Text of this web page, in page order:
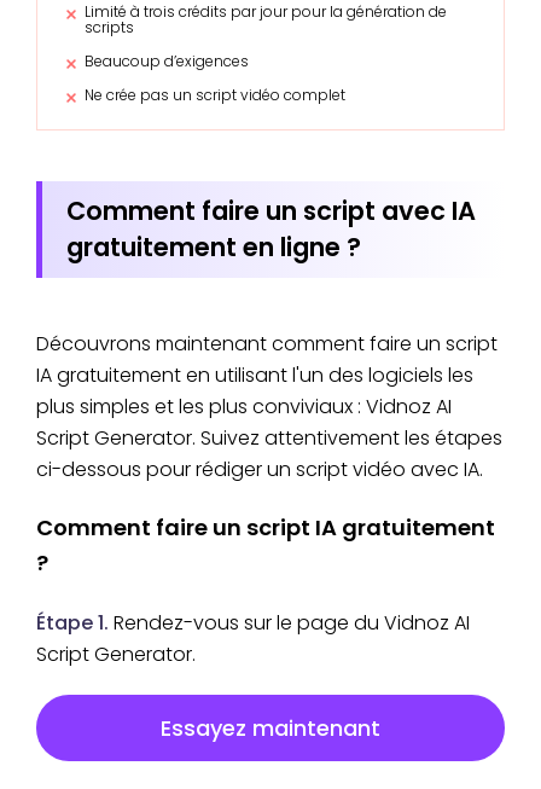
Limité à trois crédits par jour pour la génération de
scripts
Beaucoup d’exigences
Ne crée pas un script vidéo complet
Comment faire un script avec IA
gratuitement en ligne ?
Découvrons maintenant comment faire un script
IA gratuitement en utilisant l'un des logiciels les
plus simples et les plus conviviaux : Vidnoz AI
Script Generator. Suivez attentivement les étapes
ci-dessous pour rédiger un script vidéo avec IA.
Comment faire un script IA gratuitement
?
Étape 1. Rendez-vous sur le page du Vidnoz AI
Script Generator.
Essayez maintenant